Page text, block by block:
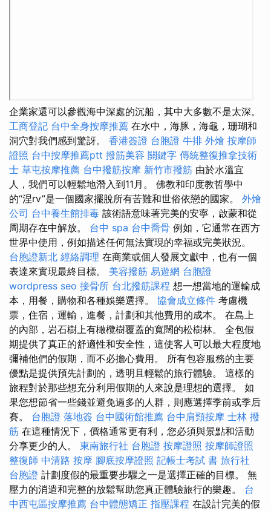
企業家還可以參觀海中深處的沉船，其中大多數不是太深。
工商登記 台中全身按摩推薦 在水中，海豚，海龜，珊瑚和
洞穴對我們感到驚訝。 香港簽證 台胞證 牛排 外燴 按摩師
證照 台中按摩推薦ptt 撥筋美容 關鍵字 傳統整復推拿技術
士 草屯按摩推薦 台中撥筋按摩 新竹市撥筋 由於水溫宜
人，我們可以輕鬆地潛入到11月。 佛教和印度教哲學中
的“涅rv”是一個國家擺脫所有苦難和世俗依戀的國家。 外燴
公司 台中養生館排毒 該術語意味著完美的安寧，啟蒙和從
周期存在中解放。 台中 spa 台中喬骨 例如，它通常在西方
世界中使用，例如描述任何無法實現的幸福或完美狀況。
台胞證新北 經絡調理 在商業或個人發展文獻中，也有一個
表達來實現最終目標。 美容撥筋 易遊網 台胞證
wordpress seo 接骨所 台北撥筋課程 想一想當地的運輸成
本，用餐，購物和各種娛樂選擇。 協會成立條件 考慮機
票，住宿，運輸，進餐，計劃和其他費用的成本。 在島上
的內部，岩石樹上有橄欖樹覆蓋的寬闊的松樹林。 全包假
期提供了真正的舒適性和安全性，這使客人可以最大程度地
彌補他們的假期，而不必擔心費用。 所有包容服務的主要
優點是提供預先計劃的，透明且輕鬆的旅行體驗。 這樣的
旅程對於那些想充分利用假期的人來說是理想的選擇。 如
果您想節省一些錢並避免過多的人群，則應選擇季前或季后
賽。 台胞證 落地簽 台中國術館推薦 台中肩頸按摩 士林 撥
筋 在這種情況下，價格通常更有利，您必須與景點和活動
分享更少的人。 東南旅行社 台胞證 按摩證照 按摩師證照
整復師 中清路 按摩 腳底按摩證照 記帳士考試 書 旅行社
台胞證 計劃度假的最重要步驟之一是選擇正確的目標。 無
壓力的消遣和完整的放鬆幫助您真正體驗旅行的樂趣。 台
中西屯區按摩推薦 台中體態矯正 指壓課程 在設計完美的假